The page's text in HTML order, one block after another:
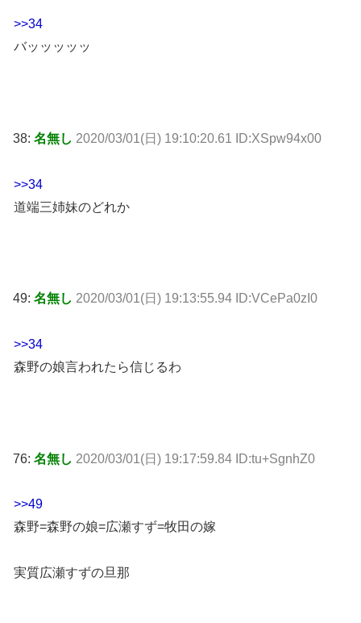
>>34
バッッッッッ
38: 名無し 2020/03/01(日) 19:10:20.61 ID:XSpw94x00
>>34
道端三姉妹のどれか
49: 名無し 2020/03/01(日) 19:13:55.94 ID:VCePa0zI0
>>34
森野の娘言われたら信じるわ
76: 名無し 2020/03/01(日) 19:17:59.84 ID:tu+SgnhZ0
>>49
森野=森野の娘=広瀬すず=牧田の嫁
実質広瀬すずの旦那